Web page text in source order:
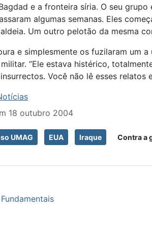
e a fronteira síria. O seu
algumas semanas. Eles
aldeia. Um outro pelotão da mesma
e simplesmente os fuzilaram um
“Ele estava histérico,
Você não lê esses
18 outubro 2004
UMAG EUA Iraque Contra a